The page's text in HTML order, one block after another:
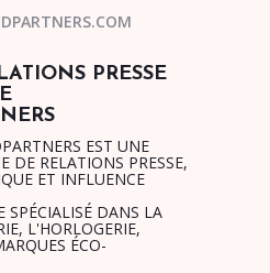
PRESSE
EST UNE
DE RELATIONS PRESSE,
ET INFLUENCE
SPÉCIALISÉ DANS LA
L'HORLOGERIE,
ÉCO-